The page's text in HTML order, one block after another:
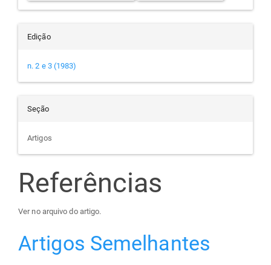
Edição
n. 2 e 3 (1983)
Seção
Artigos
Referências
Ver no arquivo do artigo.
Artigos Semelhantes